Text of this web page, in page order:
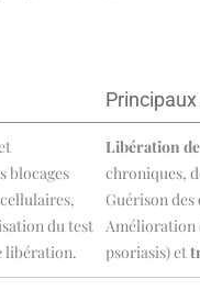
blocages
du test
libération.
Libération
chroniques,
Guérison des
Amélioration
psoriasis) et